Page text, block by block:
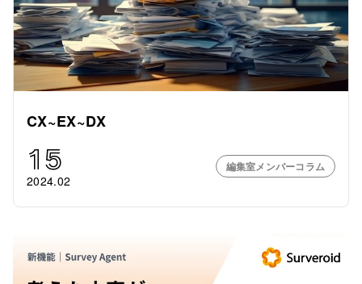
CX~EX~DX
15
2024.02
編集室メンバーコラム